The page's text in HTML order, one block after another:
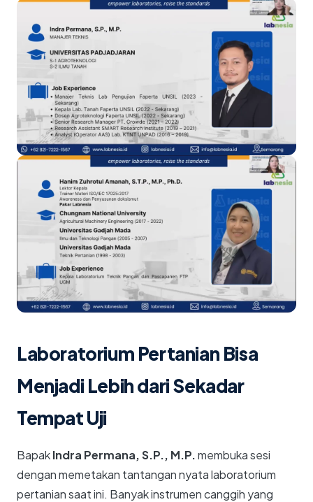
Laboratorium Pertanian Bisa
Menjadi Lebih dari Sekadar
Tempat Uji
BapakIndra Permana, S.P., M.P.membuka sesi
dengan memetakan tantangan nyata laboratorium
pertanian saat ini. Banyak instrumen canggih yang